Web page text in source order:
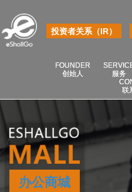
办公商城
投资者关系（IR）
服务
FOUNDER
创始人
联